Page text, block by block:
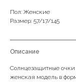
Пол: Женские
Размер: 57/17/145
Описание
Солнцезащитные очки
женская модель в